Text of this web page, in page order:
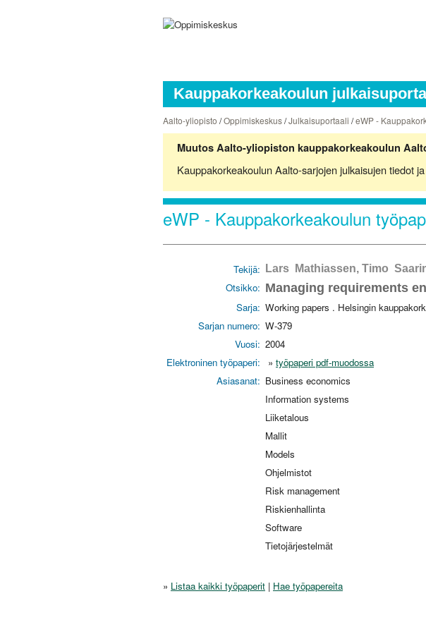
Kauppakorkeakoulun
Aalto-yliopisto /Oppimiskeskus/Julkaisuportaali /eWP -
Muutos Aalto-yliopiston kauppakorkeakoulun
Kauppakorkeakoulun Aalto-sarjojen julkaisujen tiedot
eWP - Kauppakorkeakoulun
Tekijä: Lars Mathiassen, Timo
Otsikko: Managing requirements
Sarja: Working papers . Helsingin
Sarjan numero: W-379
Vuosi: 2004
Elektroninen työpaperi:
» työpaperi pdf-muodossa
Asiasanat: Business economics
Information systems
Liiketalous
Mallit
Models
Ohjelmistot
Risk management
Riskienhallinta
Software
Tietojärjestelmät
» Listaa kaikki työpaperit | Hae työpapereita